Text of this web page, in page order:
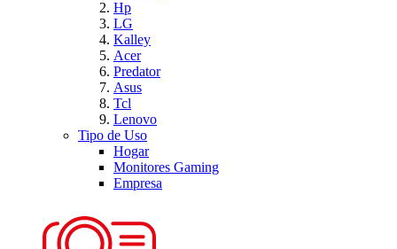
Hp
LG
Kalley
Acer
Predator
Asus
Tcl
Lenovo
Tipo de Uso
Hogar
Monitores Gaming
Empresa